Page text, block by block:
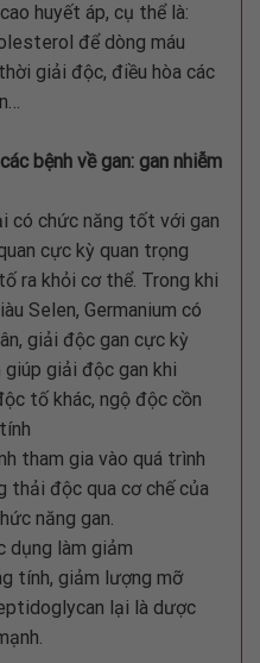
huyết áp, cụ thể là:
để dòng máu
giải độc, điều hòa các
bệnh về gan: gan nhiễm
có chức năng tốt với gan
cực kỳ quan trọng
ra khỏi cơ thể. Trong khi
Selen, Germanium có
giải độc gan cực kỳ
giúp giải độc gan khi
tố khác, ngộ độc cồn
tham gia vào quá trình
thải độc qua cơ chế của
năng gan.
dụng làm giảm
tính, giảm lượng mỡ
lại là dược